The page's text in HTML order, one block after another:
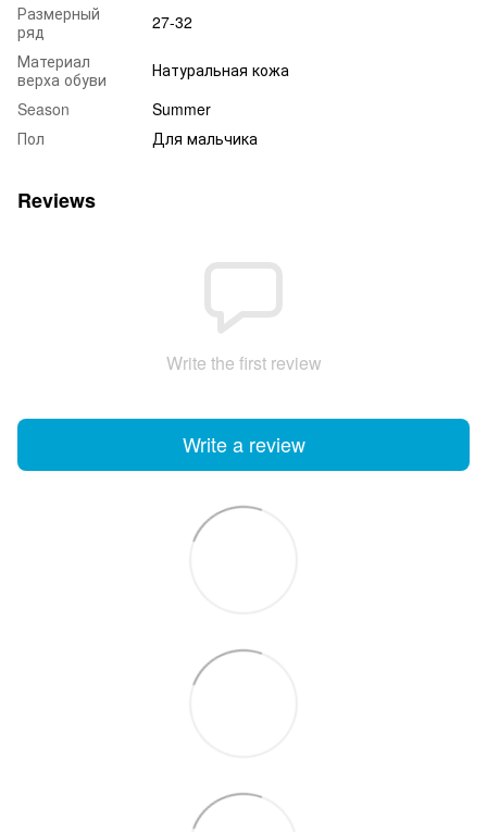
Размерный
ряд
27-32
Материал
верха обуви
Натуральная кожа
Season
Summer
Пол
Для мальчика
Reviews
Write the first review
Write a review